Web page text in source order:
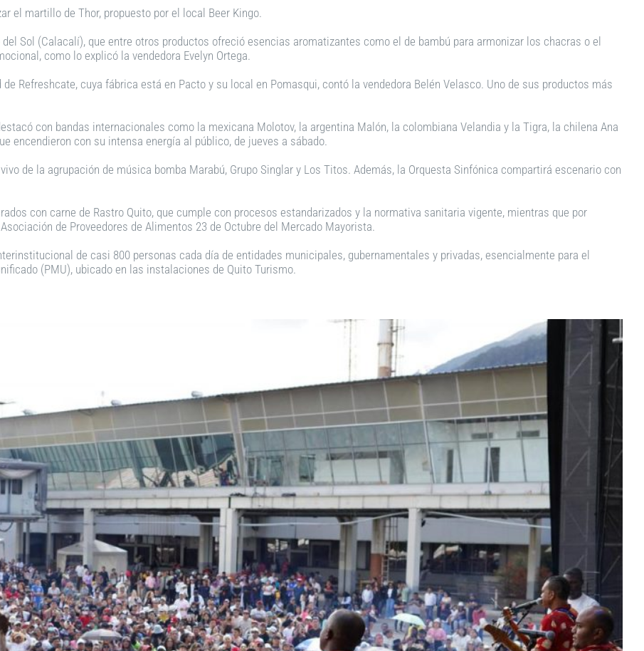
el martillo de Thor, propuesto por el local Beer Kingo.
Sol (Calacalí), que entre otros productos ofreció esencias aromatizantes como el de bambú para armonizar los chacras o el
como lo explicó la vendedora Evelyn Ortega.
Refreshcate, cuya fábrica está en Pacto y su local en Pomasqui, contó la vendedora Belén Velasco. Uno de sus productos más
con bandas internacionales como la mexicana Molotov, la argentina Malón, la colombiana Velandia y la Tigra, la chilena Ana
encendieron con su intensa energía al público, de jueves a sábado.
de la agrupación de música bomba Marabú, Grupo Singlar y Los Titos. Además, la Orquesta Sinfónica compartirá escenario con
con carne de Rastro Quito, que cumple con procesos estandarizados y la normativa sanitaria vigente, mientras que por
de Proveedores de Alimentos 23 de Octubre del Mercado Mayorista.
de casi 800 personas cada día de entidades municipales, gubernamentales y privadas, esencialmente para el
(PMU), ubicado en las instalaciones de Quito Turismo.